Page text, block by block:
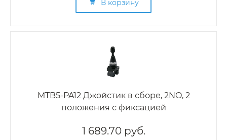
В корзину
MTB5-PA12 Джойстик в сборе, 2NO, 2
положения с фиксацией
1 689.70 руб.